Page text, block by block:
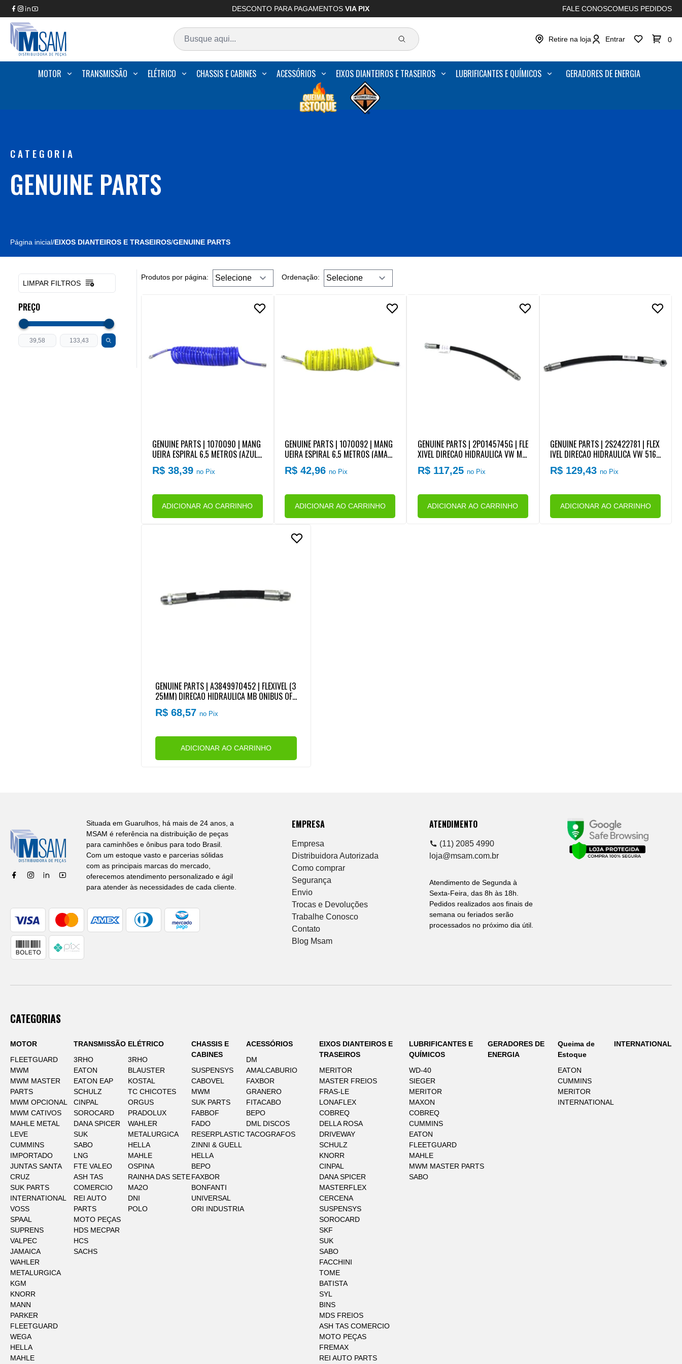
DESCONTO PARA PAGAMENTOS VIA PIX FALE CONOSCOMEUS PEDIDOS
Retire na loja Entrar 0
MOTOR TRANSMISSÃO ELÉTRICO CHASSIS E CABINES ACESSÓRIOS EIXOS DIANTEIROS E TRASEIROS LUBRIFICANTES E QUÍMICOS GERADORES DE ENERGIA
CATEGORIA
GENUINE PARTS
Página inicial/EIXOS DIANTEIROS E TRASEIROS/GENUINE PARTS
LIMPAR FILTROS
PREÇO
Produtos por página: Ordenação:
GENUINE PARTS | 1070090 | MANG
UEIRA ESPIRAL 6,5 METROS (AZUL)
MB (CONEXAO ROSCA M16X1,5) CAV
ALO/CARRETA
R$ 38,39 no Pix
ADICIONAR AO CARRINHO
GENUINE PARTS | 1070092 | MANG
UEIRA ESPIRAL 6,5 METROS (AMARE
LA) MB (CONEXAO ROSCA M16X1,5)
CAVALO/CARRETA
R$ 42,96no Pix
ADICIONAR AO CARRINHO
GENUINE PARTS | 2P0145745G | FLE
XIVEL DIRECAO HIDRAULICA VW MIC
RO ONIBUS 5150OD/8160OD/9160
OD MOTOR CUMMINS EURO 5
R$ 117,25 no Pix
ADICIONAR AO CARRINHO
GENUINE PARTS | 2S2422781 | FLEX
IVEL DIRECAO HIDRAULICA VW 5160
/8160/9160 | VW ONIBUS 18330OT
MOTOR TRASEIRO EURO 5
R$ 129,43no Pix
ADICIONAR AO CARRINHO
GENUINE PARTS | A3849970452 | FLEXIVEL (3
25MM) DIRECAO HIDRAULICA MB ONIBUS OF1
119/OF1115/OF1218/OF1319/OF1417 (ROSCA E
XTERNA M18)
R$ 68,57 no Pix
ADICIONAR AO CARRINHO
Situada em Guarulhos, há mais de 24 anos, a
MSAM é referência na distribuição de peças
para caminhões e ônibus para todo Brasil.
Com um estoque vasto e parcerias sólidas
com as principais marcas do mercado,
oferecemos atendimento personalizado e ágil
para atender às necessidades de cada cliente.
EMPRESA
Empresa
Distribuidora Autorizada
Como comprar
Segurança
Envio
Trocas e Devoluções
Trabalhe Conosco
Contato
Blog Msam
ATENDIMENTO
(11) 2085 4990
loja@msam.com.br
Atendimento de Segunda à
Sexta-Feira, das 8h às 18h.
Pedidos realizados aos finais de
semana ou feriados serão
processados no próximo dia útil.
CATEGORIAS
MOTOR
FLEETGUARD
MWM
MWM MASTER
PARTS
MWM OPCIONAL
MWM CATIVOS
MAHLE METAL
LEVE
CUMMINS
IMPORTADO
JUNTAS SANTA
CRUZ
SUK PARTS
INTERNATIONAL
VOSS
SPAAL
SUPRENS
VALPEC
JAMAICA
WAHLER
METALURGICA
KGM
KNORR
MANN
PARKER
FLEETGUARD
WEGA
HELLA
MAHLE
TRANSMISSÃO
3RHO
EATON
EATON EAP
SCHULZ
CINPAL
SOROCARD
DANA SPICER
SUK
SABO
LNG
FTE VALEO
ASH TAS
COMERCIO
REI AUTO
PARTS
MOTO PEÇAS
HDS MECPAR
HCS
SACHS
ELÉTRICO
3RHO
BLAUSTER
KOSTAL
TC CHICOTES
ORGUS
PRADOLUX
WAHLER
METALURGICA
HELLA
MAHLE
OSPINA
RAINHA DAS SETE
MA2O
DNI
POLO
CHASSIS E
CABINES
SUSPENSYS
CABOVEL
MWM
SUK PARTS
FABBOF
FADO
RESERPLASTIC
ZINNI & GUELL
HELLA
BEPO
FAXBOR
BONFANTI
UNIVERSAL
ORI INDUSTRIA
ACESSÓRIOS
DM
AMALCABURIO
FAXBOR
GRANERO
FITACABO
BEPO
DML DISCOS
TACOGRAFOS
EIXOS DIANTEIROS E
TRASEIROS
MERITOR
MASTER FREIOS
FRAS-LE
LONAFLEX
COBREQ
DELLA ROSA
DRIVEWAY
SCHULZ
KNORR
CINPAL
DANA SPICER
MASTERFLEX
CERCENA
SUSPENSYS
SOROCARD
SKF
SUK
SABO
FACCHINI
TOME
BATISTA
SYL
BINS
MDS FREIOS
ASH TAS COMERCIO
MOTO PEÇAS
FREMAX
REI AUTO PARTS
LUBRIFICANTES E
QUÍMICOS
WD-40
SIEGER
MERITOR
MAXON
COBREQ
CUMMINS
EATON
FLEETGUARD
MAHLE
MWM MASTER PARTS
SABO
GERADORES DE
ENERGIA
Queima de
Estoque
EATON
CUMMINS
MERITOR
INTERNATIONAL
INTERNATIONAL